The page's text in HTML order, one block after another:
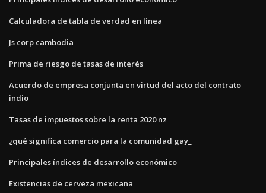
Calculadora de tabla de verdad en línea
Js corp cambodia
Prima de riesgo de tasas de interés
Acuerdo de empresa conjunta en virtud del acto del contrato
indio
Tasas de impuestos sobre la renta 2020 nz
¿qué significa comercio para la comunidad gay_
Principales índices de desarrollo económico
Existencias de cerveza mexicana